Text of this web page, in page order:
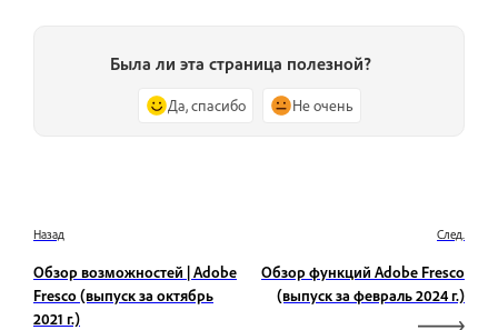
Была ли эта страница полезной?
Да, спасибо Не очень
Назад
Обзор возможностей | Adobe
Fresco (выпуск за октябрь
2021 г.)
След.
Обзор функций Adobe Fresco
(выпуск за февраль 2024 г.)